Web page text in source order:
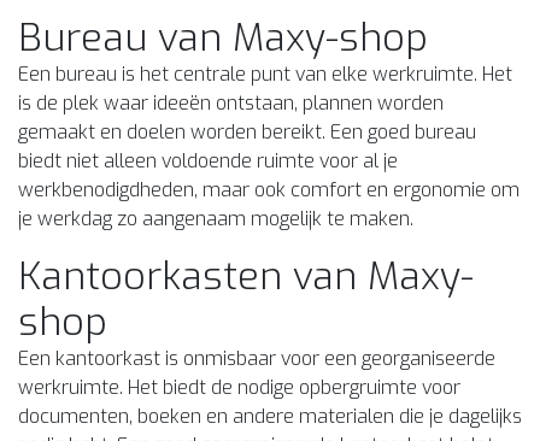
Bureau van Maxy-shop
Een bureau is het centrale punt van elke werkruimte. Het
is de plek waar ideeën ontstaan, plannen worden
gemaakt en doelen worden bereikt. Een goed bureau
biedt niet alleen voldoende ruimte voor al je
werkbenodigdheden, maar ook comfort en ergonomie om
je werkdag zo aangenaam mogelijk te maken.
Kantoorkasten van Maxy-
shop
Een kantoorkast is onmisbaar voor een georganiseerde
werkruimte. Het biedt de nodige opbergruimte voor
documenten, boeken en andere materialen die je dagelijks